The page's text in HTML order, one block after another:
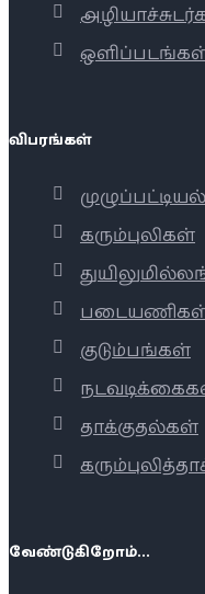
விபரங்கள்
முழுப்பட்டியல்
கரும்புலிகள்
குடும்பங்கள்
தாக்குதல்கள்
வேண்டுகிறோம்...